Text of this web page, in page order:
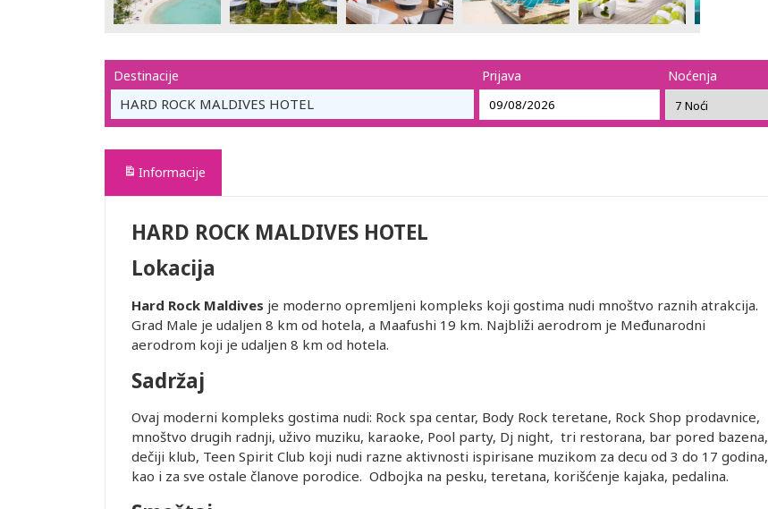
Destinacije
HARD ROCK MALDIVES HOTEL
Prijava Noćenja
Informacije
HARD ROCK MALDIVES HOTEL
Lokacija
Hard Rock Maldives je moderno opremljeni kompleks koji gostima nudi mnoštvo raznih atrakcija.
Grad Male je udaljen 8 km od hotela, a Maafushi 19 km. Najbliži aerodrom je Međunarodni
aerodrom koji je udaljen 8 km od hotela.
Sadržaj
Ovaj moderni kompleks gostima nudi: Rock spa centar, Body Rock teretane, Rock Shop prodavnice,
mnoštvo drugih radnji, uživo muziku, karaoke, Pool party, Dj night, tri restorana, bar pored bazena,
dečiji klub, Teen Spirit Club koji nudi razne aktivnosti ispirisane muzikom za decu od 3 do 17 godina,
kao i za sve ostale članove porodice. Odbojka na pesku, teretana, korišćenje kajaka, pedalina.